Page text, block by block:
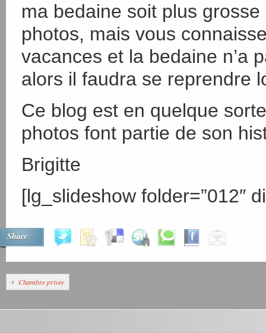
ma bedaine soit plus
photos, mais vous
vacances et la bedaine n’a
alors il faudra se reprendre
Ce blog est en quelque
photos font partie de son
Brigitte
[lg_slideshow folder=”012″
Share
Chambre privée